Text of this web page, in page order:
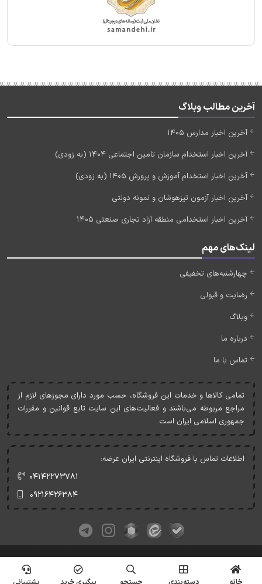
آخرین مطالب وبلاگ
آخرین اخبار مدارس 1405
آخرین اخبار استخدام سازمان تامین اجتماعی 1404 (به زودی)
آخرین اخبار استخدام آموزش و پرورش 1405 (به زودی)
آخرین اخبار آزمون تیزهوشان و نمونه دولتی
آخرین اخبار استخدامی منطقه آزاد تجاری صنعتی 1405
لینک‌های مهم
چهارشنبه‌های تخفیفی
رضایت و قبولی
وبلاگ
درباره ما
تماس با ما
تمامی کالاها و خدمات اين فروشگاه، حسب مورد دارای مجوزهای لازم از
مراجع مربوطه می‌باشند و فعاليت‌های اين سايت تابع قوانين و مقررات
جمهوری اسلامی ايران است.
اطلاعات تماس با فروشگاه اینترنتی ایران عرضه:
۰۴۱۴۲۲۷۳۷۸۱
۰۹۲۱۶۴۲۶۳۸۴